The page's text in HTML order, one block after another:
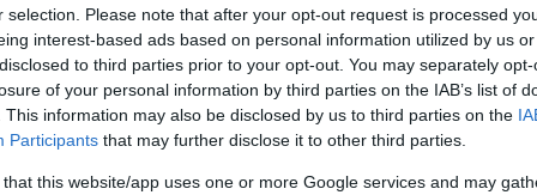
selection. Please note that after your opt-out request is processed
interest-based ads based on personal information utilized by us
to third parties prior to your opt-out. You may separately
of your personal information by third parties on the IAB’s list of
This information may also be disclosed by us to third parties on the
Participants that may further disclose it to other third parties.
that this website/app uses one or more Google services and may
che valeva un posto ai quarti del Mondiale,
in una gara che è rimasta in equilibrio per
sul tabellone è stato uno0-0che
caratterizzata da prudenza tattica,
in cui i sudamericani sono